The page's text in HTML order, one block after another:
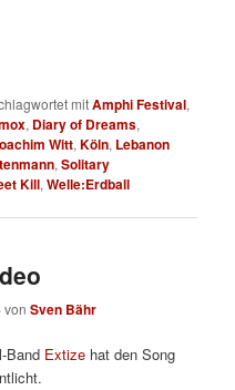
mitAmphi Festival,
, Diary of Dreams,
Witt,Köln, Lebanon
,Solitary
Kill,Welle:Erdball
vonSven Bähr
Band Extize hat den Song